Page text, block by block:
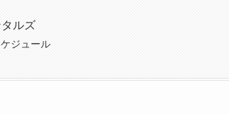
ルズ
ジュール